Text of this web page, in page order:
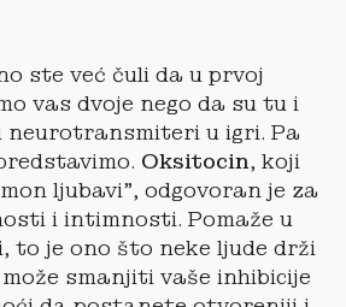
ste već čuli da u prvoj
vas dvoje nego da su tu i
neurotransmiteri u igri. Pa
Oksitocin, koji
ljubavi”, odgovoran je za
i intimnosti. Pomaže u
to je ono što neke ljude drži
smanjiti vaše inhibicije